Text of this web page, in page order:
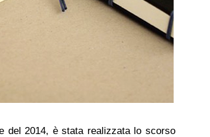
del 2014, è stata realizzata lo scorso